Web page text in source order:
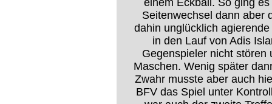
einem Eckball. So ging
Seitenwechsel dann aber
dahin unglücklich
in den Lauf von Adis
Gegenspieler nicht stören
Maschen. Wenig später
Zwahr musste aber auch
BFV das Spiel unter